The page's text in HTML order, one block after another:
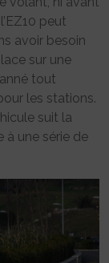
peut
avoir besoin
sur une
tout
les stations.
suit la
à une série de